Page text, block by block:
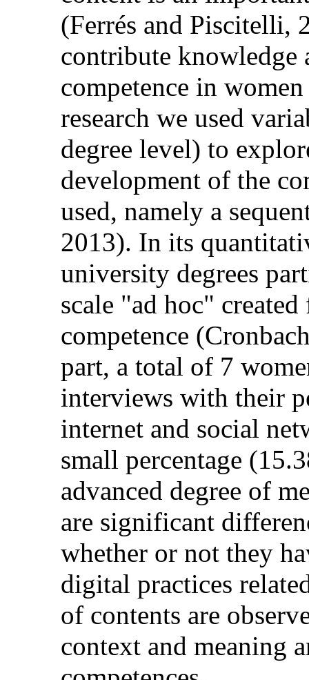
(Ferrés and Piscitelli,
contribute knowledge
competence in
research we used
degree level) to
development of the
used, namely a
2013). In its
university degrees
scale "ad hoc"
competence
part, a total of 7
interviews with their
internet and social
small percentage
advanced degree of
are significant
whether or not they
digital practices
of contents are
context and meaning